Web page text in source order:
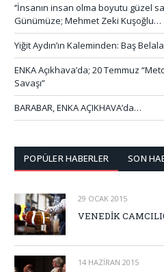
‘’İnsanın insan olma boyutu güzel
Günümüze; Mehmet Zeki Kuşoğlu…
Yiğit Aydın’ın Kaleminden: Baş
ENKA Açıkhava’da; 20 Temmuz
Savaşı”
BARABAR, ENKA AÇIKHAVA’da…
POPÜLER HABERLER SON
29 OCAK 2015
VENEDİK
14 HAZIRAN 2015